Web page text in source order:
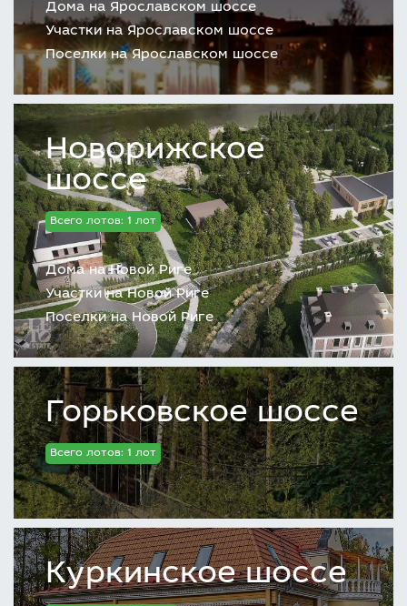
Дома на Ярославском шоссе
Участки на Ярославском шоссе
Поселки на Ярославском шоссе
Новорижское
шоссе
Всего лотов: 1 лот
Дома на Новой Риге
Участки на Новой Риге
Поселки на Новой Риге
Горьковское шоссе
Всего лотов: 1 лот
Куркинское шоссе